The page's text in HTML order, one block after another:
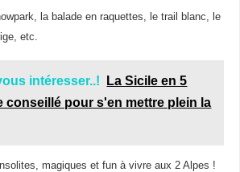
la balade en raquettes, le trail blanc, le
etc.
intéresser..!
La Sicile en 5
conseillé pour s'en mettre plein la
magiques et fun à vivre aux 2 Alpes !